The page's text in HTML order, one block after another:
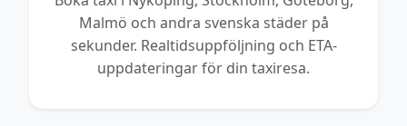
Malmö och andra svenska städer på
sekunder. Realtidsuppföljning och ETA-
uppdateringar för din taxiresa.